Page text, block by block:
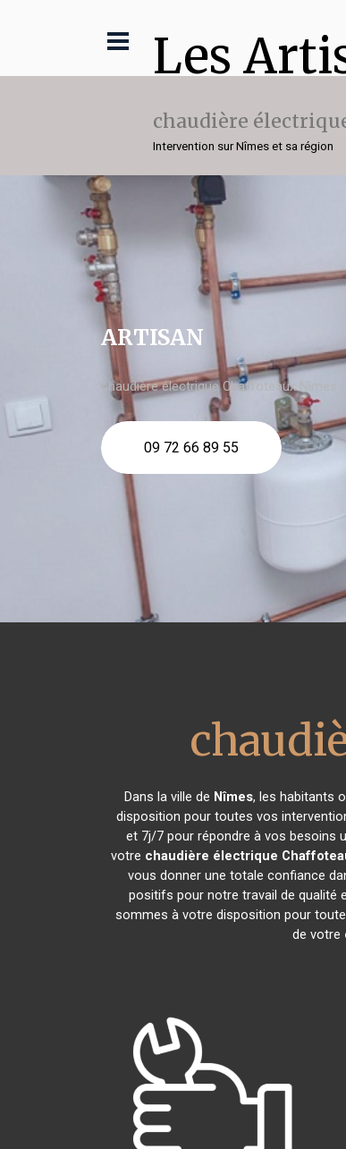
Les
chaudière
Intervention sur Nîmes et sa région
ARTISAN
chaudière électrique Chaffoteaux Nîmes
09 72 66 89 55
Dans la ville de Nîmes, les habitants
disposition pour toutes vos
et 7j/7 pour répondre à vos besoins
votre chaudière électrique
vous donner une totale confiance
positifs pour notre travail de qualité
sommes à votre disposition pour
de votre